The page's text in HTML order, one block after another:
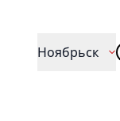
Ноябрьск